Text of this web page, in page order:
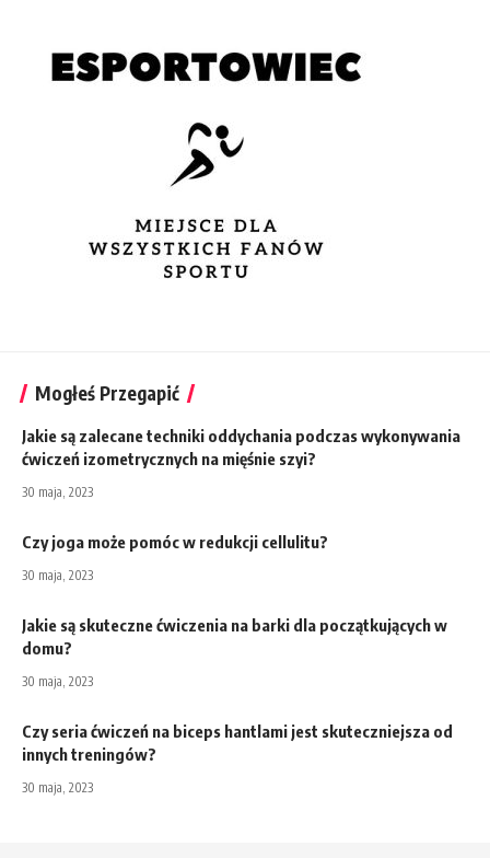
Mogłeś Przegapić
Jakie są zalecane techniki oddychania podczas wykonywania
ćwiczeń izometrycznych na mięśnie szyi?
30 maja, 2023
Czy joga może pomóc w redukcji cellulitu?
30 maja, 2023
Jakie są skuteczne ćwiczenia na barki dla początkujących w
domu?
30 maja, 2023
Czy seria ćwiczeń na biceps hantlami jest skuteczniejsza od
innych treningów?
30 maja, 2023